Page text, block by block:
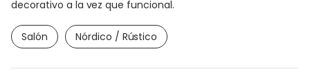
decorativo a la vez que funcional.
Salón Nórdico / Rústico